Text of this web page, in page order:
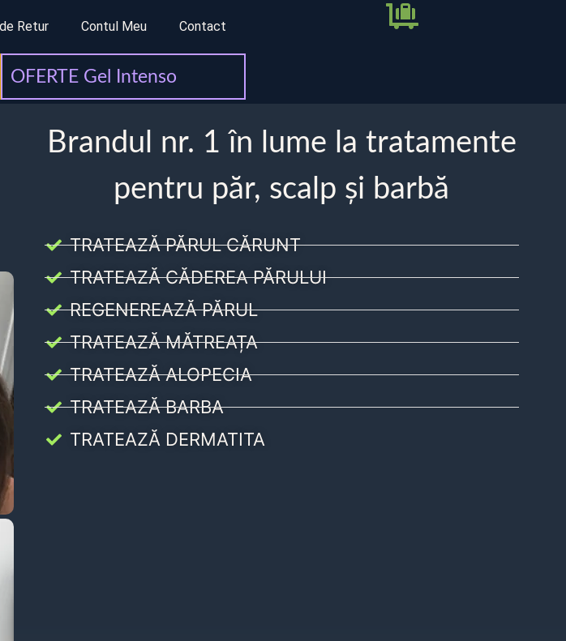
Retur Contul Meu Contact
OFERTE Gel Intenso
Brandul nr. 1 în lume la tratamente
pentru păr, scalp și barbă
TRATEAZĂ PĂRUL CĂRUNT
TRATEAZĂ CĂDEREA PĂRULUI
REGENEREAZĂ PĂRUL
TRATEAZĂ MĂTREAȚA
TRATEAZĂ ALOPECIA
TRATEAZĂ BARBA
TRATEAZĂ DERMATITA